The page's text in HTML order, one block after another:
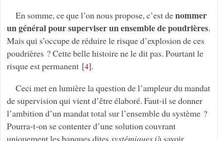
En somme, ce que l’on nous propose, c’est denommer
un général pour superviser un ensemble de poudrières.
Mais qui s’occupe de réduire le risque d’explosion de ces
poudrières ? Cette belle histoire ne le dit pas. Pourtant le
risque est permanent[4].
Ceci met en lumière la question de l’ampleur du mandat
de supervision qui vient d’être élaboré. Faut-il se donner
l’ambition d’un mandat total sur l’ensemble du système ?
Pourra-t-on se contenter d’une solution couvrant
uniquement les banques dites systémiques(à savoir